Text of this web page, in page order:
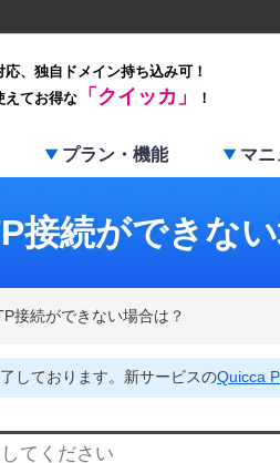
、独自ドメイン持ち込み可！
えてお得な
「クイッカ」 ！
プラン・機能 マニ
接続ができな
接続ができない場合は？
しております。新サービスのQuicca